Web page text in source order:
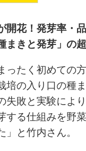
開花！発芽率・
まきと発芽」の
ったく初めての
培の入り口の種
失敗と実験によ
する仕組みを野
」と竹内さん。